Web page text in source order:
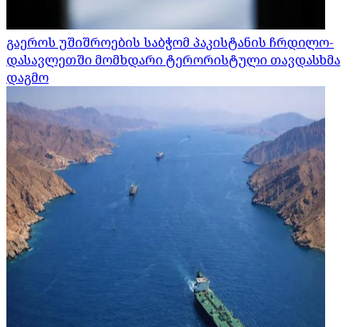
გაეროს უშიშროების საბჭომ პაკისტანის ჩრდილო-
დასავლეთში მომხდარი ტერორისტული თავდასხმა
დაგმო